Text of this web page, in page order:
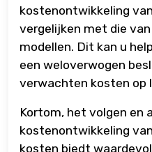
kostenontwikkeling
vergelijken met die
modellen. Dit kan u
een weloverwogen
verwachten kosten op
Kortom, het volgen en
kostenontwikkeling
kosten biedt